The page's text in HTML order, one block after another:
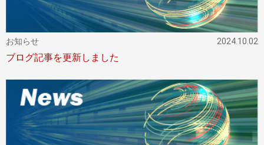
お知らせ 2024.10.02
ブログ記事を更新しました